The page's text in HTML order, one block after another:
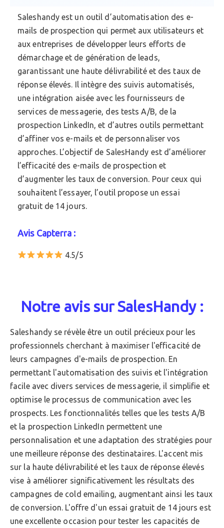
Saleshandy est un outil d’automatisation des e-
mails de prospection qui permet aux utilisateurs et
aux entreprises de développer leurs efforts de
démarchage et de génération de leads,
garantissant une haute délivrabilité et des taux de
réponse élevés. Il intègre des suivis automatisés,
une intégration aisée avec les fournisseurs de
services de messagerie, des tests A/B, de la
prospection LinkedIn, et d’autres outils permettant
d’affiner vos e-mails et de personnaliser vos
approches. L’objectif de SalesHandy est d’améliorer
l’efficacité des e-mails de prospection et
d’augmenter les taux de conversion. Pour ceux qui
souhaitent l’essayer, l’outil propose un essai
gratuit de 14 jours.
Avis Capterra :
4.5/5
Notre avis sur SalesHandy :
Saleshandy se révèle être un outil précieux pour les
professionnels cherchant à maximiser l'efficacité de
leurs campagnes d'e-mails de prospection. En
permettant l'automatisation des suivis et l'intégration
facile avec divers services de messagerie, il simplifie et
optimise le processus de communication avec les
prospects. Les fonctionnalités telles que les tests A/B
et la prospection LinkedIn permettent une
personnalisation et une adaptation des stratégies pour
une meilleure réponse des destinataires. L'accent mis
sur la haute délivrabilité et les taux de réponse élevés
vise à améliorer significativement les résultats des
campagnes de cold emailing, augmentant ainsi les taux
de conversion. L'offre d'un essai gratuit de 14 jours est
une excellente occasion pour tester les capacités de